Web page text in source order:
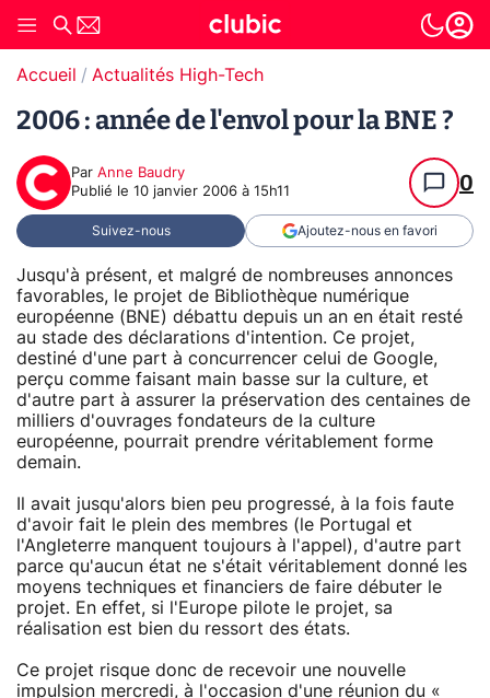
Accueil Actualités High-Tech
2006 : année de l'envol pour la BNE ?
Par Anne Baudry
Publié le 10 janvier 2006 à 15h11 0
Suivez-nous Ajoutez-nous en favori
Jusqu'à présent, et malgré de nombreuses annonces
favorables, le projet de Bibliothèque numérique
européenne (BNE) débattu depuis un an en était resté
au stade des déclarations d'intention. Ce projet,
destiné d'une part à concurrencer celui de Google,
perçu comme faisant main basse sur la culture, et
d'autre part à assurer la préservation des centaines de
milliers d'ouvrages fondateurs de la culture
européenne, pourrait prendre véritablement forme
demain.
Il avait jusqu'alors bien peu progressé, à la fois faute
d'avoir fait le plein des membres (le Portugal et
l'Angleterre manquent toujours à l'appel), d'autre part
parce qu'aucun état ne s'était véritablement donné les
moyens techniques et financiers de faire débuter le
projet. En effet, si l'Europe pilote le projet, sa
réalisation est bien du ressort des états.
Ce projet risque donc de recevoir une nouvelle
impulsion mercredi, à l'occasion d'une réunion du «